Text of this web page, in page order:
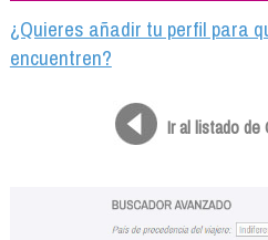
Compañeros de viaje
¿Quieres añadir tu perfil para
encuentren?
Ir al listado de